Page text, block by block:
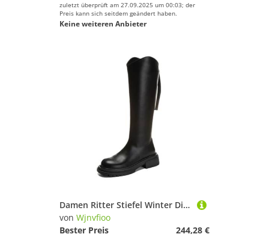
zuletzt überprüft am 27.09.2025 um 00:03; der
Preis kann sich seitdem geändert haben.
Keine weiteren Anbieter
Damen Ritter Stiefel Winter Dicke Damenschuhe Retro Dicker Absatz Damenstiefel
von Wjnvfioo
Bester Preis
244,28 €